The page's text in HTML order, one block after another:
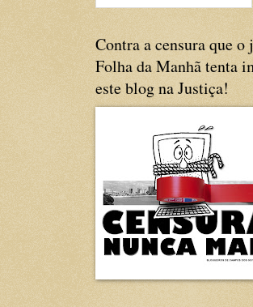
Contra a censura que o
Folha da Manhã tenta
este blog na Justiça!